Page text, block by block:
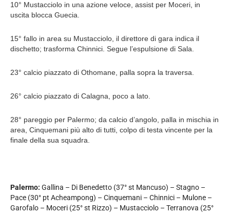
10° Mustacciolo in una azione veloce, assist per Moceri, in
uscita blocca Guecia.
15° fallo in area su Mustacciolo, il direttore di gara indica il
dischetto; trasforma Chinnici. Segue l’espulsione di Sala.
23° calcio piazzato di Othomane, palla sopra la traversa.
26° calcio piazzato di Calagna, poco a lato.
28° pareggio per Palermo; da calcio d’angolo, palla in mischia in
area, Cinquemani più alto di tutti, colpo di testa vincente per la
finale della sua squadra.
Palermo: Gallina – Di Benedetto (37° st Mancuso) – Stagno –
Pace (30° pt Acheampong) – Cinquemani – Chinnici – Mulone –
Garofalo – Moceri (25° st Rizzo) – Mustacciolo – Terranova (25°